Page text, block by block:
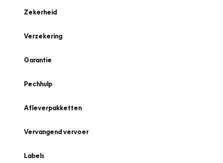
Zekerheid
Verzekering
Garantie
Pechhulp
Afleverpakketten
Vervangend vervoer
Labels